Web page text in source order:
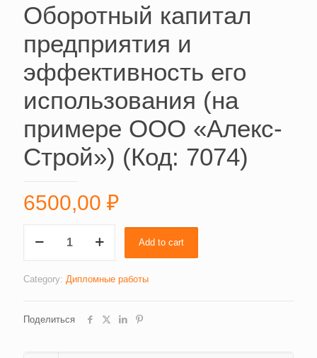
Оборотный капитал
предприятия и
эффективность его
использования (на
примере ООО «Алекс-
Строй») (Код: 7074)
6500,00 ₽
капитал
и
использования
Add to cart
Category: Дипломные работы
Поделиться